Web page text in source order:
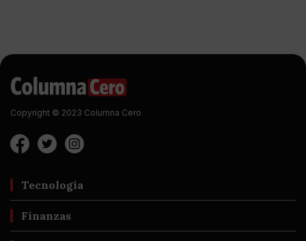
Copyright © 2023 Columna Cero
Tecnología
Finanzas